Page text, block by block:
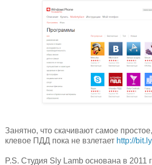
Занятно, что скачивают самое
клевое ПДД пока не взлетает http://
P.S. Студия Sly Lamb основана в 2011